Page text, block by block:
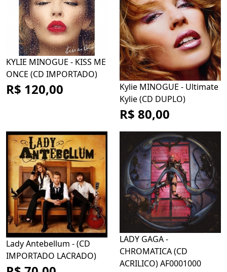
KYLIE MINOGUE - KISS ME
ONCE (CD IMPORTADO)
R$ 120,00
Kylie MINOGUE - Ultimate
Kylie (CD DUPLO)
R$ 80,00
Lady Antebellum - (CD
IMPORTADO LACRADO)
LADY GAGA -
CHROMATICA (CD
ACRILICO) AF0001000